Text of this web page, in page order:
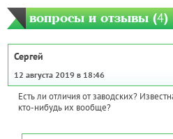
вопросы и отзывы (4)
Сергей
12 августа 2019 в 18:46
Есть ли отличия от заводских?
кто-нибудь их вообще?